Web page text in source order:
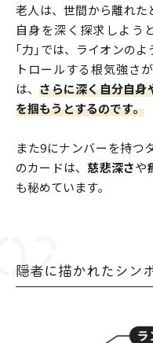
老人は、世間から離れた
自身を深く探求しよう
｢力｣では、ライオンの
トロールする根気強さ
は、さらに深く自分自身
を掴もうとするのです。
また9にナンバーを持つ
のカードは、慈悲深さや
も秘めています。
隠者に描かれたシン